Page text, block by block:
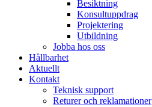
Besiktning
Konsultuppdrag
Projektering
Utbildning
Jobba hos oss
Hållbarhet
Aktuellt
Kontakt
Teknisk support
Returer och reklamationer